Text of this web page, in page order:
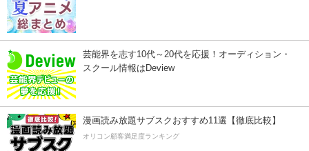
芸能界を志す10代～20代を応援！オーディション・
スクール情報はDeview
漫画読み放題サブスクおすすめ11選【徹底比較】
オリコン顧客満足度ランキング